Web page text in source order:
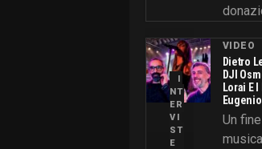
VIDEO
Dietro
DJI
Lorai E
Un
I
NT
ER
VI
ST
E